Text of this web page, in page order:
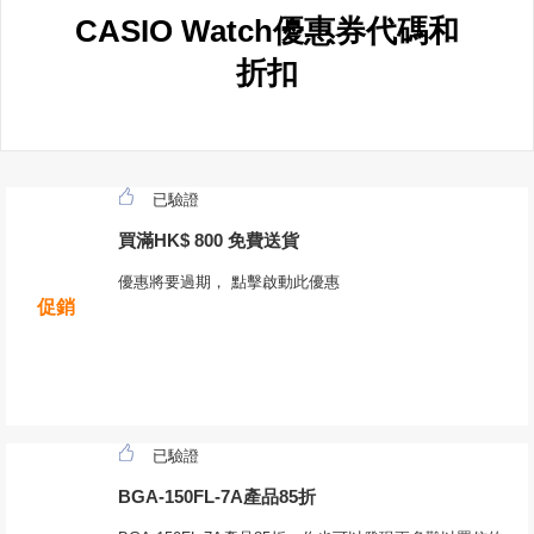
CASIO Watch優惠券代碼和
折扣
促銷
已驗證
買滿HK$ 800 免費送貨
優惠將要過期， 點擊啟動此優惠
已驗證
BGA-150FL-7A產品85折